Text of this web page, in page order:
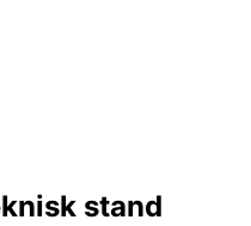
stand